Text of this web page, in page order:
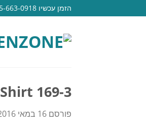
to
הזמן עכשיו 055-663-0918 MENZONE
Shirt 169-3
פורסם 16 במאי 2016